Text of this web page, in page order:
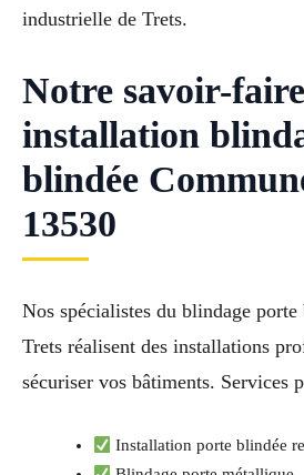
industrielle de Trets.
Notre savoir-faire
installation
blindée
13530
Nos spécialistes du blindage
Trets réalisent des installations
sécuriser vos bâtiments. Services
Installation porte blindée